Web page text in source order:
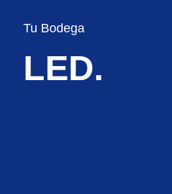
Tu Bodega
LED.